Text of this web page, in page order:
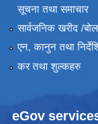
सूचना तथा समाचार
सार्वजनिक खरीद /
एन, कानुन तथा
कर तथा शुल्कहरु
eGov